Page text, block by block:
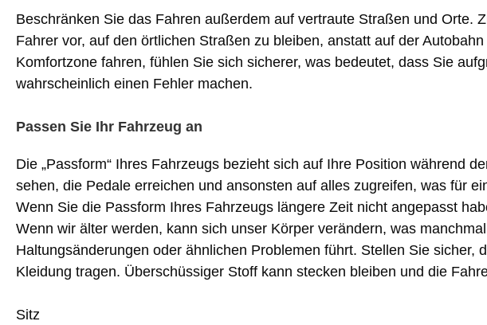
Beschränken Sie das Fahren außerdem auf vertraute Straßen und Orte.
Fahrer vor, auf den örtlichen Straßen zu bleiben, anstatt auf der
Komfortzone fahren, fühlen Sie sich sicherer, was bedeutet, dass Sie
wahrscheinlich einen Fehler machen.
Passen Sie Ihr Fahrzeug an
Die „Passform“ Ihres Fahrzeugs bezieht sich auf Ihre Position während
sehen, die Pedale erreichen und ansonsten auf alles zugreifen, was für
Wenn Sie die Passform Ihres Fahrzeugs längere Zeit nicht angepasst
Wenn wir älter werden, kann sich unser Körper verändern, was
Haltungsänderungen oder ähnlichen Problemen führt. Stellen Sie sicher,
Kleidung tragen. Überschüssiger Stoff kann stecken bleiben und die
Sitz